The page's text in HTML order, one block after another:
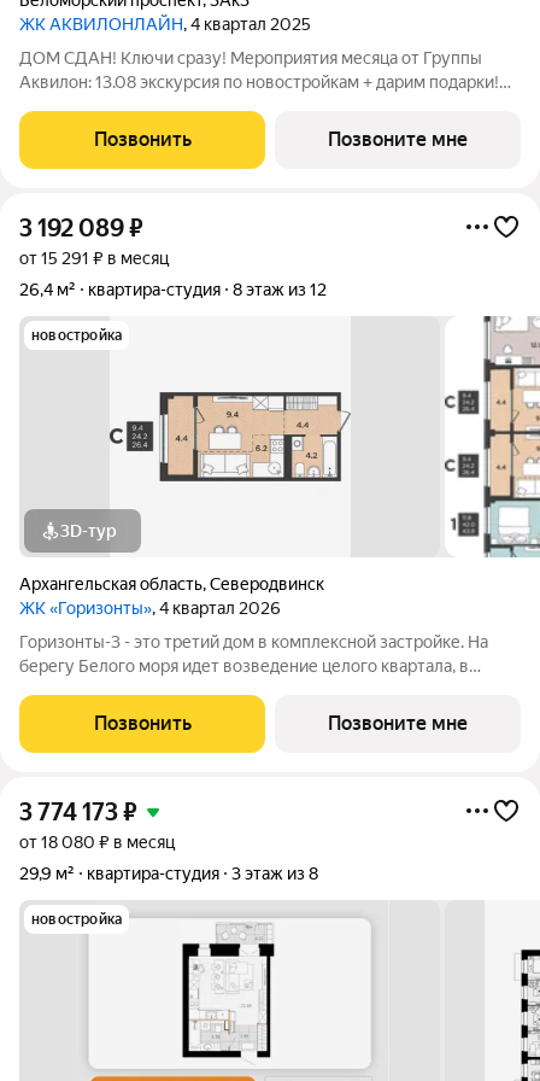
ЖК АКВИЛОНЛАЙН, 4 квартал 2025
ДОМ СДАН! Ключи сразу! Мероприятия месяца от Группы
Аквилон: 13.08 экскурсия по новостройкам + дарим подарки!
рассрочка! Рассрочка на ПЕРВЫЙ ВЗНОС в августе! СКИДКИ
до 35%! Комфортные программы рассрочки
Позвонить Позвоните мне
3 192 089₽
от 15 291 ₽ в месяц
26,4 м²
квартира-студия 8 этаж из 12
новостройка
3D-тур
Архангельская область,Северодвинск
ЖК «Горизонты», 4 квартал 2026
Горизонты-3 - это третий дом в комплексной застройке. На
берегу Белого моря идет возведение целого квартала, в
дошкольное учреждение, физкультурно-оздоровительный
комплекс с бассейном.
Позвонить Позвоните мне
3 774 173₽
от 18 080 ₽ в месяц
29,9 м²
квартира-студия 3 этаж из 8
новостройка